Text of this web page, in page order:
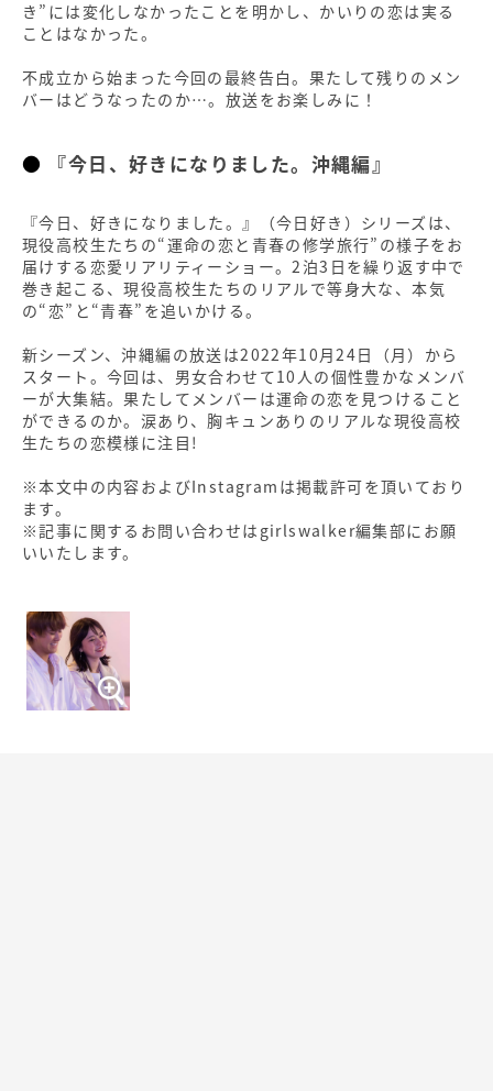
き”には変化しなかったことを明かし、かいりの恋は実る
ことはなかった。
不成立から始まった今回の最終告白。果たして残りのメン
バーはどうなったのか…。放送をお楽しみに！
『今日、好きになりました。沖縄編』
『今日、好きになりました。』（今日好き）シリーズは、
現役高校生たちの“運命の恋と青春の修学旅行”の様子をお
届けする恋愛リアリティーショー。2泊3日を繰り返す中で
巻き起こる、現役高校生たちのリアルで等身大な、本気
の“恋”と“青春”を追いかける。
新シーズン、沖縄編の放送は2022年10月24日（月）から
スタート。今回は、男女合わせて10人の個性豊かなメンバ
ーが大集結。果たしてメンバーは運命の恋を見つけること
ができるのか。涙あり、胸キュンありのリアルな現役高校
生たちの恋模様に注目!
※本文中の内容およびInstagramは掲載許可を頂いており
ます。
※記事に関するお問い合わせはgirlswalker編集部にお願
いいたします。